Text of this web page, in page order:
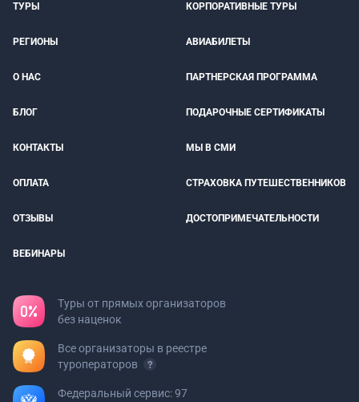
ТУРЫ КОРПОРАТИВНЫЕ ТУРЫ
РЕГИОНЫ АВИАБИЛЕТЫ
О НАС ПАРТНЕРСКАЯ ПРОГРАММА
БЛОГ ПОДАРОЧНЫЕ СЕРТИФИКАТЫ
КОНТАКТЫ МЫ В СМИ
ОПЛАТА СТРАХОВКА ПУТЕШЕСТВЕННИКОВ
ОТЗЫВЫ ДОСТОПРИМЕЧАТЕЛЬНОСТИ
ВЕБИНАРЫ
Туры от прямых организаторов
без наценок
Все организаторы в реестре
туроператоров
Федеральный сервис: 97